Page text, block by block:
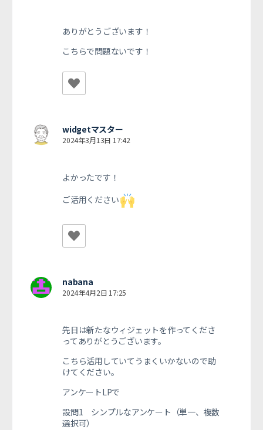
ありがとうございます！
こちらで問題ないです！
widgetマスター
2024年3月13日 17:42
よかったです！
ご活用ください
nabana
2024年4月2日 17:25
先日は新たなウィジェットを作ってくださ
ってありがとうございます。
こちら活用していてうまくいかないので助
けてください。
アンケートLPで
設問1 シンプルなアンケート（単一、複数
選択可）